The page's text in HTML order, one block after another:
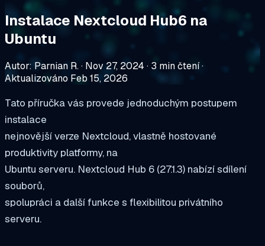
Instalace Nextcloud Hub6 na
Ubuntu
Autor: Parnian R.· Nov 27, 2024 · 3 min čtení·
Aktualizováno Feb 15, 2026
Tato příručka vás provede jednoduchým postupem
instalace
nejnovější verze Nextcloud, vlastně hostované
produktivity platformy, na
Ubuntu serveru. Nextcloud Hub 6 (27.1.3) nabízí sdílení
souborů,
spolupráci a další funkce s flexibilitou privátního
serveru.